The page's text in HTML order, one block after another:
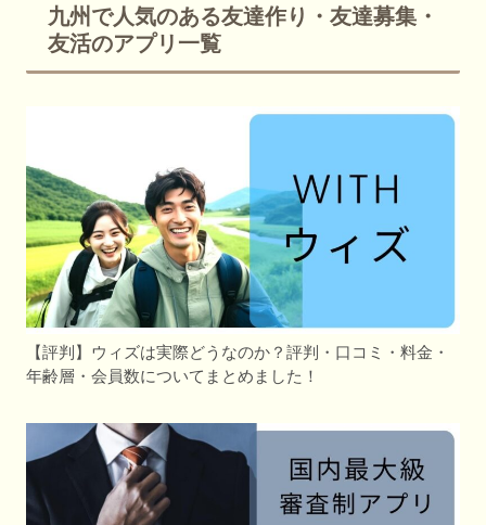
九州で人気のある友達作り・友達募集・
友活のアプリ一覧
【評判】ウィズは実際どうなのか？評判・口コミ・料金・
年齢層・会員数についてまとめました！